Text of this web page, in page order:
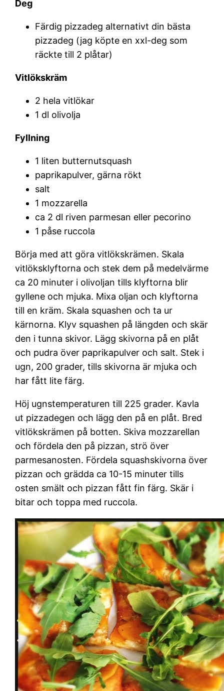
Deg
Färdig pizzadeg alternativt din bästa
pizzadeg (jag köpte en xxl-deg som
räckte till 2 plåtar)
Vitlökskräm
2 hela vitlökar
1 dl olivolja
Fyllning
1 liten butternutsquash
paprikapulver, gärna rökt
salt
1 mozzarella
ca 2 dl riven parmesan eller pecorino
1 påse ruccola
Börja med att göra vitlökskrämen. Skala
vitlöksklyftorna och stek dem på medelvärme
ca 20 minuter i olivoljan tills klyftorna blir
gyllene och mjuka. Mixa oljan och klyftorna
till en kräm. Skala squashen och ta ur
kärnorna. Klyv squashen på längden och skär
den i tunna skivor. Lägg skivorna på en plåt
och pudra över paprikapulver och salt. Stek i
ugn, 200 grader, tills skivorna är mjuka och
har fått lite färg.
Höj ugnstemperaturen till 225 grader. Kavla
ut pizzadegen och lägg den på en plåt. Bred
vitlökskrämen på botten. Skiva mozzarellan
och fördela den på pizzan, strö över
parmesanosten. Fördela squashskivorna över
pizzan och grädda ca 10-15 minuter tills
osten smält och pizzan fått fin färg. Skär i
bitar och toppa med ruccola.